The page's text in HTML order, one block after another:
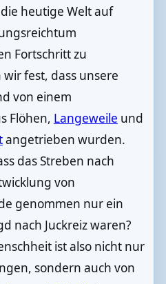
heutige Welt auf
Fortschritt zu
fest, dass unsere
von einem
Flöhen, Langeweile und
angetrieben wurden.
das Streben nach
von
genommen nur ein
nach Juckreiz waren?
ist also nicht nur
sondern auch von